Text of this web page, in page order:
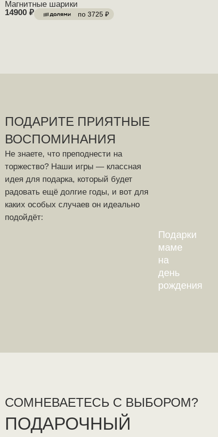
Магнитные шарики
14900 ₽ по 3725 ₽
ПОДАРИТЕ ПРИЯТНЫЕ
ВОСПОМИНАНИЯ
Не знаете, что преподнести на
торжество? Наши игры — классная
идея для подарка, который будет
радовать ещё долгие годы, и вот для
каких особых случаев он идеально
подойдёт:
Подарки
маме
на
день
рождения
СОМНЕВАЕТЕСЬ С ВЫБОРОМ?
ПОДАРОЧНЫЙ